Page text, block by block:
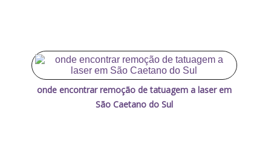
onde encontrar remoção de tatuagem a laser em
São Caetano do Sul